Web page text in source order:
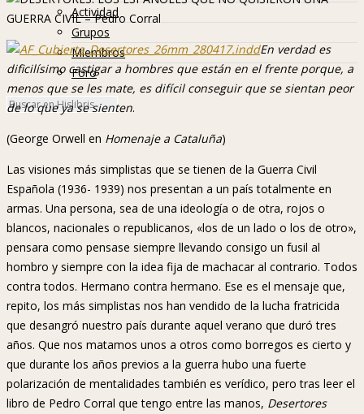
Actividad
Grupos
Miembros
Foro
En verdad es
dificilísimo castigar a hombres que están en el frente porque, a
menos que se les mate, es difícil conseguir que se sientan peor
de lo que ya se sienten.
(George Orwell en Homenaje a Cataluña)
Las visiones más simplistas que se tienen de la Guerra Civil
Española (1936- 1939) nos presentan a un país totalmente en
armas. Una persona, sea de una ideología o de otra, rojos o
blancos, nacionales o republicanos, «los de un lado o los de otro»,
pensara como pensase siempre llevando consigo un fusil al
hombro y siempre con la idea fija de machacar al contrario. Todos
contra todos. Hermano contra hermano. Ese es el mensaje que,
repito, los más simplistas nos han vendido de la lucha fratricida
que desangró nuestro país durante aquel verano que duró tres
años. Que nos matamos unos a otros como borregos es cierto y
que durante los años previos a la guerra hubo una fuerte
polarización de mentalidades también es verídico, pero tras leer el
libro de Pedro Corral que tengo entre las manos, Desertores